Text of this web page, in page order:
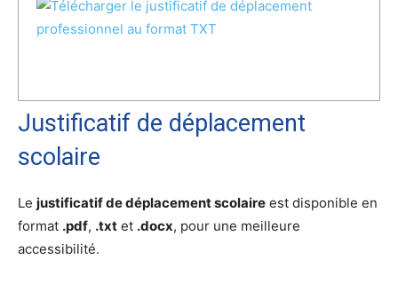
Justificatif de déplacement
scolaire
Le justificatif de déplacement scolaire est disponible en
format .pdf, .txt et .docx, pour une meilleure
accessibilité.